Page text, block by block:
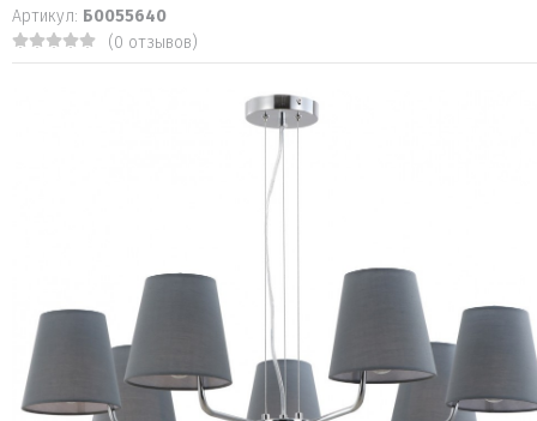
Артикул: Б0055640
(0 отзывов)